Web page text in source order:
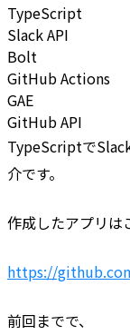
TypeScript
Slack API
Bolt
GitHub Actions
GAE
GitHub API
TypeScriptで
介です。
作成したアプリは
https://
前回までで、